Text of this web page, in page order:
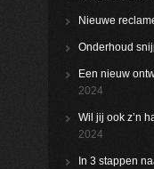
Nieuwe
Onderhoud
Een nieuw
2024
Wil jij ook z’n
2024
In 3 stappen